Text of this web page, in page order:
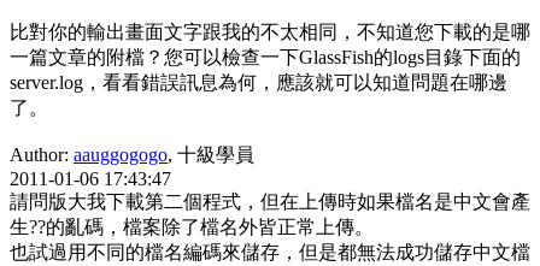
比對你的輸出畫面文字跟我的不太相同，不知道您下載的是哪
一篇文章的附檔？您可以檢查一下GlassFish的logs目錄下面的
server.log，看看錯誤訊息為何，應該就可以知道問題在哪邊
了。
Author: aauggogogo, 十級學員
2011-01-06 17:43:47
請問版大我下載第二個程式，但在上傳時如果檔名是中文會產
生??的亂碼，檔案除了檔名外皆正常上傳。
也試過用不同的檔名編碼來儲存，但是都無法成功儲存中文檔